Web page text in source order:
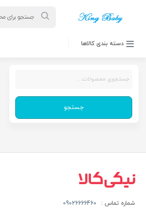
search
دسته بندی کالاها
جستجو
شماره تماس : 09026666460